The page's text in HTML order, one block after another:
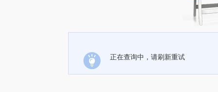
正在查询中，请刷新重试